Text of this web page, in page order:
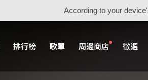
According to your
排行榜 歌單 周邊商店 徵選